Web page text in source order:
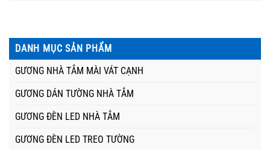
DANH MỤC SẢN PHẨM
GƯƠNG NHÀ TẮM MÀI VÁT CẠNH
GƯƠNG DÁN TƯỜNG NHÀ TẮM
GƯƠNG ĐÈN LED NHÀ TẮM
GƯƠNG ĐÈN LED TREO TƯỜNG